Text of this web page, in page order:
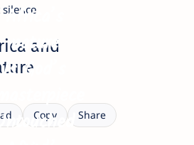
silence
and
Africa’s
nature
Is God’s
Copy Share